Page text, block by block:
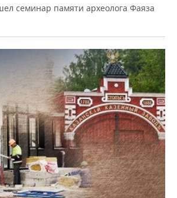
семинар памяти археолога Фаяза